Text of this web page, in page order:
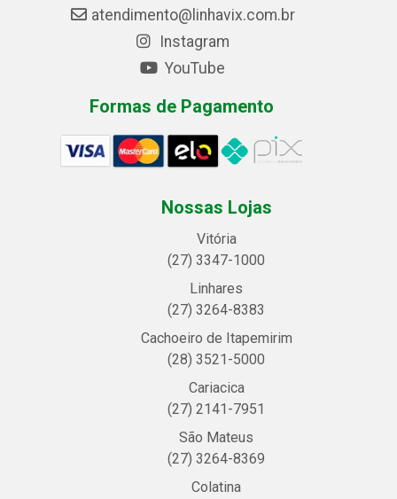
atendimento@linhavix.com.br
Instagram
YouTube
Formas de Pagamento
Nossas Lojas
Vitória
(27) 3347-1000
Linhares
(27) 3264-8383
Cachoeiro de Itapemirim
(28) 3521-5000
Cariacica
(27) 2141-7951
São Mateus
(27) 3264-8369
Colatina